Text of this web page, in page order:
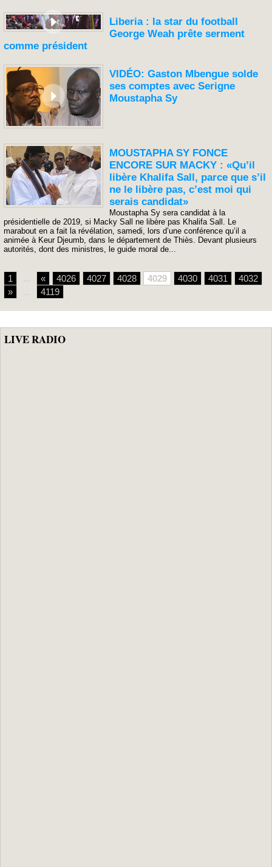
Liberia : la star du football
George Weah prête serment
comme président
VIDÉO: Gaston Mbengue solde
ses comptes avec Serigne
Moustapha Sy
MOUSTAPHA SY FONCE
ENCORE SUR MACKY : «Qu’il
libère Khalifa Sall, parce que s’il
ne le libère pas, c’est moi qui
serais candidat»
Moustapha Sy sera candidat à la
présidentielle de 2019, si Macky Sall ne libère pas Khalifa Sall. Le
marabout en a fait la révélation, samedi, lors d’une conférence qu’il a
animée à Keur Djeumb, dans le département de Thiès. Devant plusieurs
autorités, dont des ministres, le guide moral de...
1 « 4026 4027 4028 4029 4030 4031
4032
»
4119
LIVE RADIO